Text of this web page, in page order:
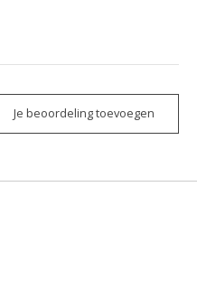
Je beoordeling toevoegen